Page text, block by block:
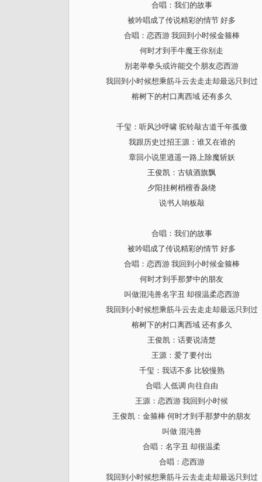
合唱：我们的故事
被吟唱成了传说精彩的情节 好多
合唱：恋西游 我回到小时候金箍棒
何时才到手牛魔王你别走
别老举拳头或许能交个朋友恋西游
我回到小时候想乘筋斗云去走走却最远只到过
榕树下的村口离西域 还有多久
千玺：听风沙呼啸 驼铃敲古道千年孤傲
我跟历史过招王源：谁又在谁的
章回小说里逍遥一路上除魔斩妖
王俊凯：古镇酒旗飘
夕阳挂树梢檀香袅绕
说书人响板敲
合唱：我们的故事
被吟唱成了传说精彩的情节 好多
合唱：恋西游 我回到小时候金箍棒
何时才到手那梦中的朋友
叫做混沌兽名字丑 却很温柔恋西游
我回到小时候想乘筋斗云去走走却最远只到过
榕树下的村口离西域 还有多久
王俊凯：话要说清楚
王源：爱了要付出
千玺：我话不多 比较慢熟
合唱:人低调 向往自由
王源：恋西游 我回到小时候
王俊凯：金箍棒 何时才到手那梦中的朋友
叫做 混沌兽
合唱：名字丑 却很温柔
合唱：恋西游
我回到小时候想乘筋斗云去走走却最远只到过